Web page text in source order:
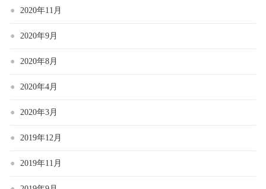
2020年11月
2020年9月
2020年8月
2020年4月
2020年3月
2019年12月
2019年11月